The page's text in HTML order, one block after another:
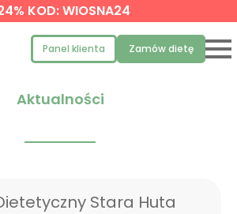
KOD: WIOSNA24
Panel klienta Zamów dietę
Aktualności
Stara Huta